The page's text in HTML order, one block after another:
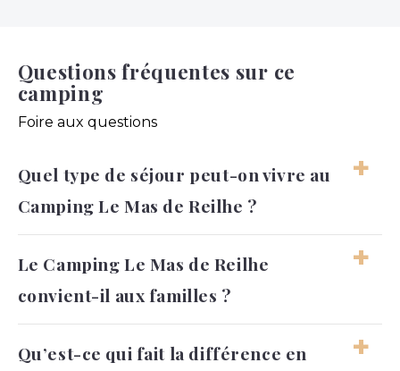
Questions fréquentes sur ce
camping
Foire aux questions
Quel type de séjour peut-on vivre au
Camping Le Mas de Reilhe ?
Le séjour peut être reposant, familial ou plus
actif selon les envies. Le cadre permet
d’alterner facilement entre baignade,
Le Camping Le Mas de Reilhe
convient-il aux familles ?
Oui, l’ambiance, les espaces de baignade et
les loisirs disponibles permettent aux familles
Qu’est-ce qui fait la différence en